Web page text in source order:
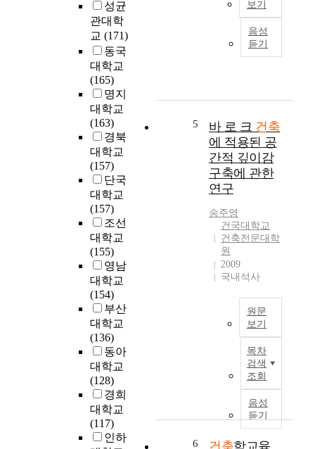
성균
관대학
교 (171)
동국
대학교
(165)
명지
대학교
(163)
경북
대학교
(157)
단국
대학교
(157)
조선
대학교
(155)
영남
대학교
(154)
부산
대학교
(136)
동아
대학교
(128)
경희
대학교
(117)
인하
기
역
r
보기
음성
듣기
5 바 로 크 건축
에 적용된 공
간적 깊이감
구축에 관한
연구
송주영
건국대학교
건축전문대학
원
2009
국내석사
원문
보기
목차
검색
조회
음성
듣기
6